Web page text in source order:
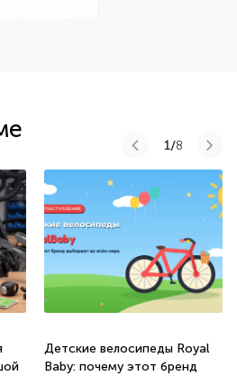
Детские велосипеды Royal
Baby: почему этот бренд
1/8